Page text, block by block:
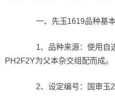
一、先玉1619品种基
1、品种来源：使用自选
PH2F2Y为父本杂交组配而成。
2、设定编号：国审玉